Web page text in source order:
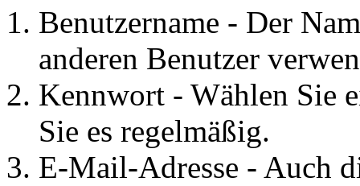
Benutzername - Der
anderen Benutzer
Kennwort - Wählen Sie
Sie es regelmäßig.
E-Mail-Adresse - Auch